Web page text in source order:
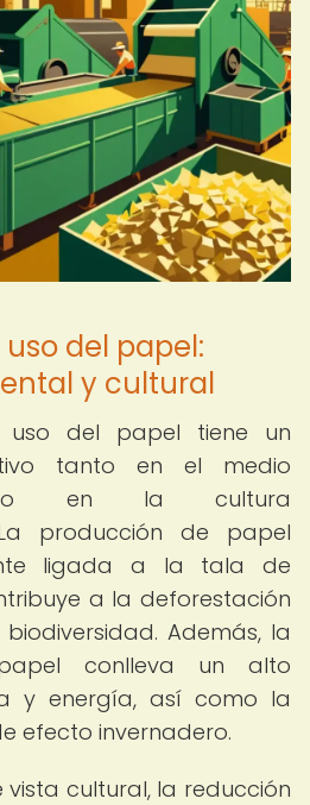
del papel:
y cultural
uso del papel tiene un
tanto en el medio
en la cultura
producción de papel
ligada a la tala de
a la deforestación
Además, la
conlleva un alto
y energía, así como la
efecto invernadero.
vista cultural, la reducción